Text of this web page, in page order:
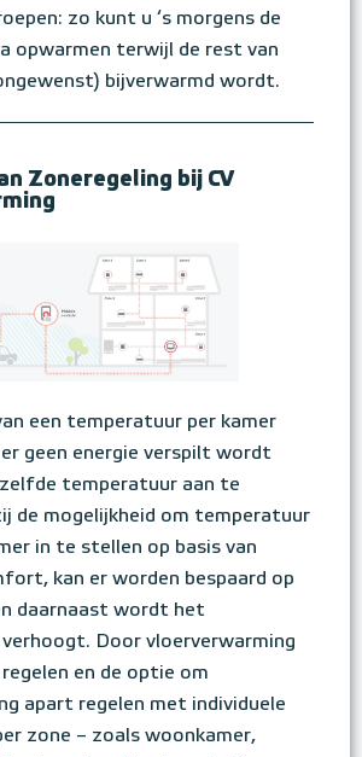
zo kunt u ‘s morgens de
opwarmen terwijl de rest van
bijverwarmd wordt.
Zoneregeling bij CV
een temperatuur per kamer
geen energie verspilt wordt
temperatuur aan te
de mogelijkheid om temperatuur
in te stellen op basis van
kan er worden bespaard op
daarnaast wordt het
Door vloerverwarming
en de optie om
apart regelen met individuele
zone – zoals woonkamer,